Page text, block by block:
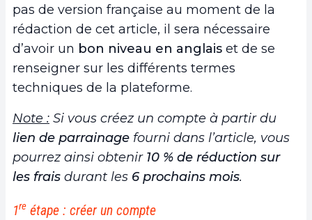
pas de version française au moment de la
rédaction de cet article, il sera nécessaire
d’avoir un bon niveau en anglais et de se
renseigner sur les différents termes
techniques de la plateforme.
Note : Si vous créez un compte à partir du
lien de parrainage fourni dans l’article, vous
pourrez ainsi obtenir 10 % de réduction sur
les frais durant les 6 prochains mois.
1re étape : créer un compte